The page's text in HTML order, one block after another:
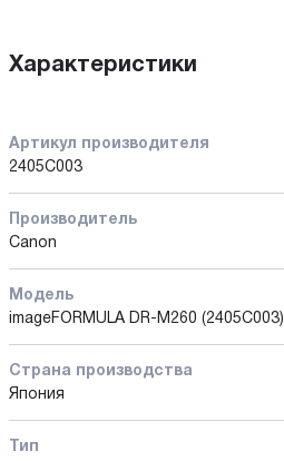
Характеристики
Артикул производителя
2405C003
Производитель
Canon
Модель
imageFORMULA DR-M260 (2405C003)
Страна производства
Япония
Тип